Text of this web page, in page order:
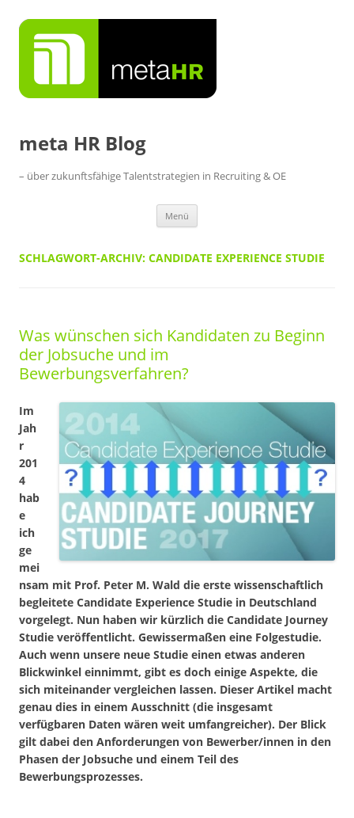
Inhalt
springen
meta HR Blog
– über zukunftsfähige Talentstrategien in Recruiting & OE
Menü
SCHLAGWORT-ARCHIV: CANDIDATE EXPERIENCE STUDIE
Was wünschen sich Kandidaten zu Beginn
der Jobsuche und im
Bewerbungsverfahren?
Im
Jah
r
201
4
hab
e
ich
ge
mei
nsam mit Prof. Peter M. Wald die erste wissenschaftlich
begleitete Candidate Experience Studie in Deutschland
vorgelegt. Nun haben wir kürzlich die Candidate Journey
Studie veröffentlicht. Gewissermaßen eine Folgestudie.
Auch wenn unsere neue Studie einen etwas anderen
Blickwinkel einnimmt, gibt es doch einige Aspekte, die
sich miteinander vergleichen lassen. Dieser Artikel macht
genau dies in einem Ausschnitt (die insgesamt
verfügbaren Daten wären weit umfangreicher). Der Blick
gilt dabei den Anforderungen von Bewerber/innen in den
Phasen der Jobsuche und einem Teil des
Bewerbungsprozesses.